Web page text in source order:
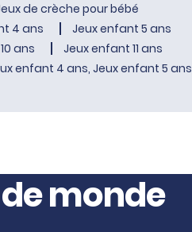
de crèche pour bébé
4 ans
Jeux enfant 5 ans
ans
Jeux enfant 11 ans
enfant 4 ans, Jeux enfant 5 ans
monde